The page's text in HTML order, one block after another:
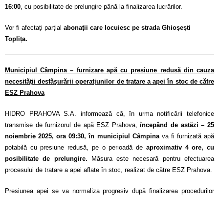
16:00, cu posibilitate de prelungire până la finalizarea lucrărilor.
Vor fi afectați parțial abonații care locuiesc pe strada Ghioșești
Toplița.
Municipiul Câmpina – furnizare apă cu presiune redusă din cauza
necesității desfășurării operațiunilor de tratare a apei în stoc de către
ESZ Prahova
HIDRO PRAHOVA S.A. informează că, în urma notificării telefonice
transmise de furnizorul de apă ESZ Prahova, începând de astăzi – 25
noiembrie 2025, ora 09:30, în municipiul Câmpinava fi furnizată apă
potabilă cu presiune redusă, pe o perioadă de aproximativ 4 ore, cu
posibilitate de prelungire.
Măsura este necesară pentru efectuarea
procesului de tratare a apei aflate în stoc, realizat de către ESZ Prahova.
Presiunea apei se va normaliza progresiv după finalizarea procedurilor